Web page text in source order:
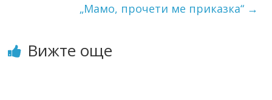
„Мамо, прочети ме приказка“ →
Вижте още